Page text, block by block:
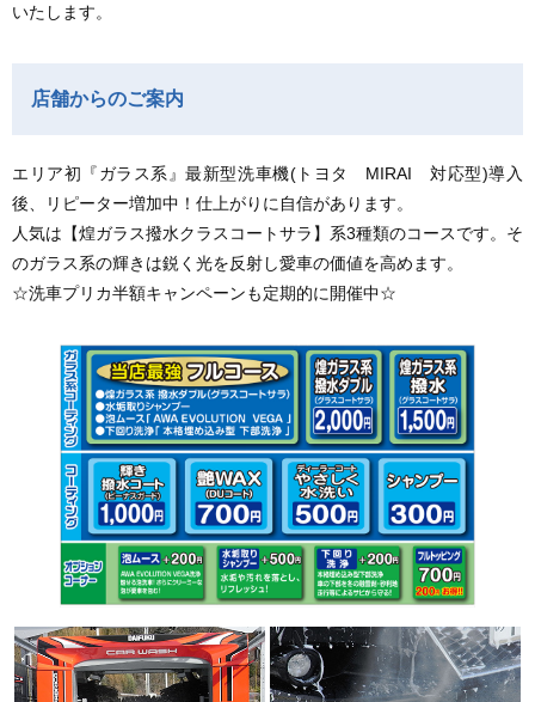
いたします。
店舗からのご案内
エリア初『ガラス系』最新型洗車機(トヨタ MIRAI 対応型)導入
後、リピーター増加中！仕上がりに自信があります。
人気は【煌ガラス撥水クラスコートサラ】系3種類のコースです。そ
のガラス系の輝きは鋭く光を反射し愛車の価値を高めます。
☆洗車プリカ半額キャンペーンも定期的に開催中☆